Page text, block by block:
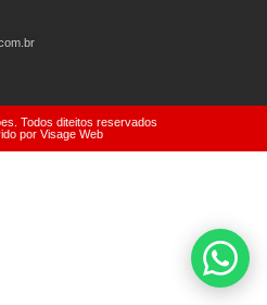
Todos diteitos reservados
por Visage Web